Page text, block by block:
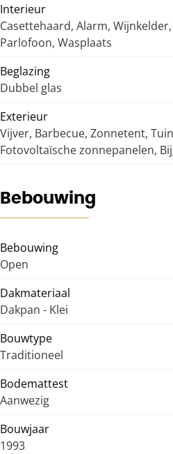
Interieur
Casettehaard, Alarm,
Parlofoon, Wasplaats
Beglazing
Dubbel glas
Exterieur
Vijver, Barbecue, Zonnetent,
Fotovoltaïsche zonnepanelen,
Bebouwing
Bebouwing
Open
Dakmateriaal
Dakpan - Klei
Bouwtype
Traditioneel
Bodemattest
Aanwezig
Bouwjaar
1993